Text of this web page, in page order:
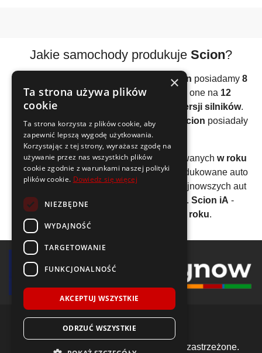
Jakie samochody produkuje Scion?
marki Scion posiadamy 8
modelipojazdów. Podzielone zostały one na 12
generacji
14 wersji silników.
Wszystkie wyprodukowane samochody
Scion posiadały
benzynowy silnik
Jednym z pierwszych modeli wyprodukowanych w roku
2003jestScion xA . Z kolei najdłużej produkowane auto
tej marki to
Scion tC-13 lat. W grupie najnowszych aut
spod znakuScion wyróżnić można np. Scion iA -
2015 roku.
© 2018-2026 Voida.pl. Wszelkie prawa zastrzeżone.
×
Ta strona używa plików
cookie
Ta strona korzysta z plików cookie, aby
zapewnić lepszą wygodę użytkowania.
Korzystając z tej strony, wyrażasz zgodę na
używanie przez nas wszystkich plików
cookie zgodnie z warunkami naszej polityki
plików cookie. Dowiedz się więcej
NIEZBĘDNE
WYDAJNOŚĆ
TARGETOWANIE
FUNKCJONALNOŚĆ
AKCEPTUJ WSZYSTKIE
ODRZUĆ WSZYSTKIE